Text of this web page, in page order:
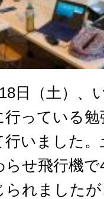
日（土）、
行っている
いました
らせ飛行機
られました